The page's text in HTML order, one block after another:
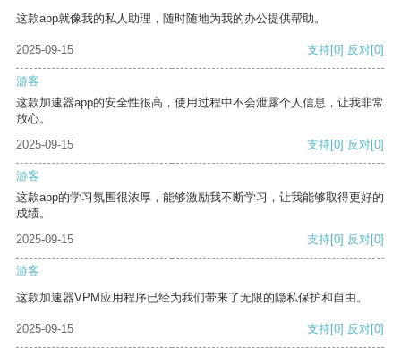
这款app就像我的私人助理，随时随地为我的办公提供帮助。
2025-09-15 支持[0] 反对[0]
游客
这款加速器app的安全性很高，使用过程中不会泄露个人信息，让我非常
放心。
2025-09-15
支持[0] 反对[0]
游客
这款app的学习氛围很浓厚，能够激励我不断学习，让我能够取得更好的
成绩。
2025-09-15
支持[0] 反对[0]
游客
这款加速器VPM应用程序已经为我们带来了无限的隐私保护和自由。
2025-09-15 支持[0] 反对[0]